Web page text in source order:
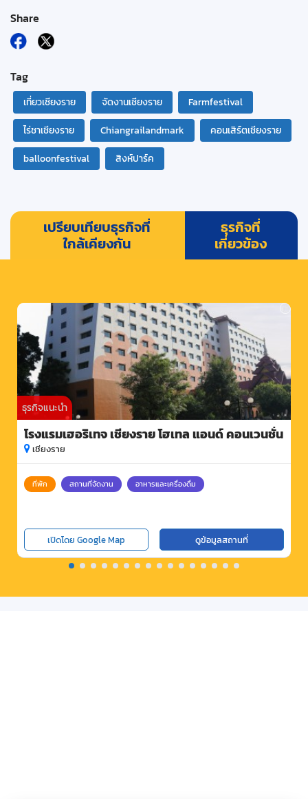
Share
Tag
เที่ยวเชียงราย จัดงานเชียงราย
Farmfestival
ไร่ชาเชียงราย
Chiangrailandmark
คอนเสิร์ตเชียงราย
balloonfestival
สิงห์ปาร์ค
เปรียบเทียบธุรกิจที่
ใกล้เคียงกัน
ธุรกิจที่
เกี่ยวข้อง
ธุรกิจแนะนำ
โรงแรมเฮอริเทจ เชียงราย โฮเทล แอนด์ คอนเวนชั่น
เชียงราย
ที่พัก สถานที่จัดงาน อาหารและเครื่องดื่ม
เปิดโดย Google Map ดูข้อมูลสถานที่